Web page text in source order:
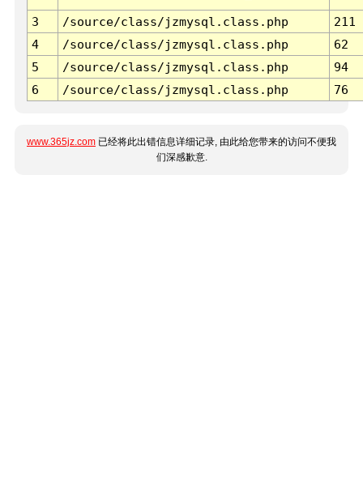
3 /source/class/jzmysql.class.php
211
4
/source/class/jzmysql.class.php
62
5
/source/class/jzmysql.class.php
94
6
/source/class/jzmysql.class.php 76
www.365jz.com 已经将此出错信息详细记录, 由此给您带来的访问不便我
们深感歉意.